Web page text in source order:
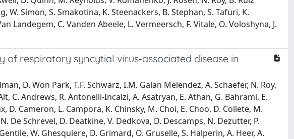
W. Simon, S. Smakotina, K. Steenackers, B. Stephan, S. Tafuri, K.
Landegem, C. Vanden Abeele, L. Vermeersch, F. Vitale, O. Voloshyna, J.
respiratory syncytial virus‐associated disease in
D. Won Park, T.F. Schwarz, I.M. Galan Melendez, A. Schaefer, N. Roy,
C. Andrews, R. Antonelli-Incalzi, A. Asatryan, E. Athan, G. Bahrami, E.
Cameron, L. Campora, K. Chinsky, M. Choi, E. Choo, D. Collete, M.
De Schrevel, D. Deatkine, V. Dedkova, D. Descamps, N. Dezutter, P.
W. Ghesquiere, D. Grimard, O. Gruselle, S. Halperin, A. Heer, A.